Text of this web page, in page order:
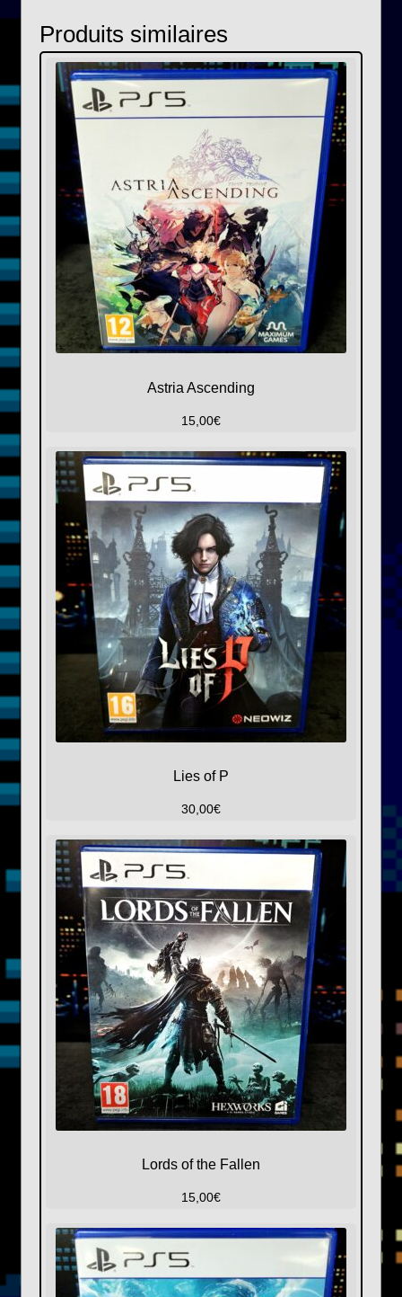
Produits similaires
Astria Ascending
15,00€
Lies of P
30,00€
Lords of the Fallen
15,00€